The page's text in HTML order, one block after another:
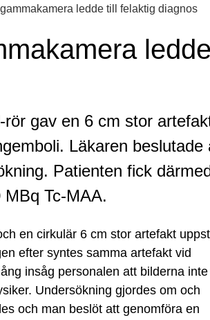
ledde till felaktig diagnos
ledde
gav en 6 cm stor
Läkaren beslutade
Patienten fick
Tc-MAA.
en cirkulär 6 cm stor artefakt
efter syntes samma artefakt vid
insåg personalen att bilderna
Undersökning gjordes om och
och man beslöt att genomföra en